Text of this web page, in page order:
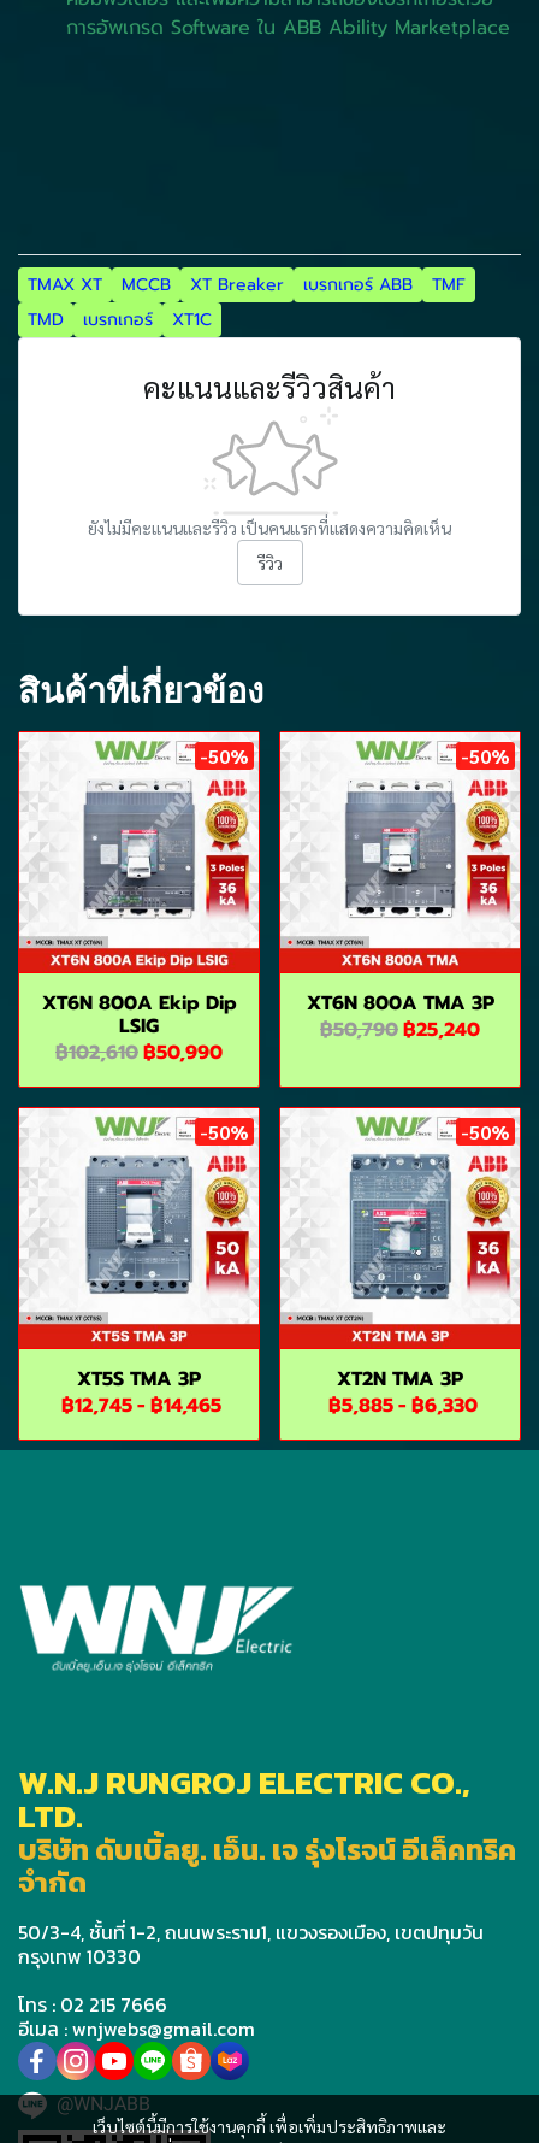
การอัพเกรด Software ใน ABB Ability Marketplace
TMAX XT MCCB XT Breaker เบรกเกอร์ ABB
TMF
TMD
เบรกเกอร์ XT1C
คะแนนและรีวิวสินค้า
ยังไม่มีคะแนนและรีวิว เป็นคนแรกที่แสดงความคิดเห็น
รีวิว
สินค้าที่เกี่ยวข้อง
-50%
XT6N 800A Ekip Dip
LSIG
฿102,610฿50,990
-50%
XT6N 800A TMA 3P
฿50,790฿25,240
-50%
XT5S TMA 3P
฿12,745-฿14,465
-50%
XT2N TMA 3P
฿5,885-฿6,330
เว็บไซต์นี้มีการใช้งานคุกกี้ เพื่อเพิ่มประสิทธิภาพและ
W.N.J RUNGROJ ELECTRIC CO.,
LTD.
บริษัท ดับเบิ้ลยู. เอ็น. เจ รุ่งโรจน์ อีเล็คทริค
จำกัด
50/3-4, ชั้นที่ 1-2, ถนนพระราม1, แขวงรองเมือง, เขตปทุมวัน
กรุงเทพ 10330
โทร : 02 215 7666
อีเมล : wnjwebs@gmail.com
@WNJABB